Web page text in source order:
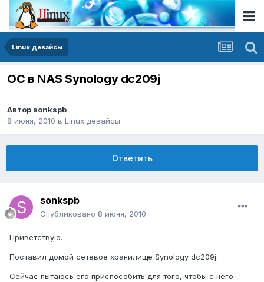
Linux девайсы
ОС в NAS Synology dc209j
Автор sonkspb
8 июня, 2010 в Linux девайсы
Ответить
sonkspb
Опубликовано 8 июня, 2010
Приветствую.
Поставил домой сетевое хранилище Synology dc209j.
Сейчас пытаюсь его приспособить для того, чтобы с него